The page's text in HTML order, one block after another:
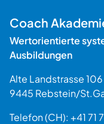
Coach
Wertorientierte
Ausbildungen
Alte Landstrasse 106
9445 Rebstein/
Telefon (CH): +41 71